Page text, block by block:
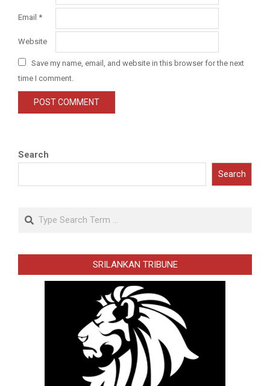
Email *
Website
Save my name, email, and website in this browser for the next
time I comment.
Search
Search
Search
SRILANKAN TRIBUNE